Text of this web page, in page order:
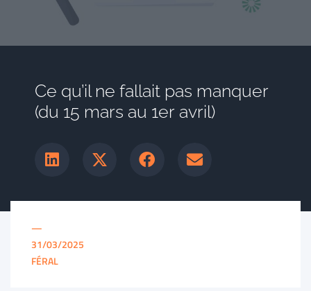
Ce qu’il ne fallait pas manquer
(du 15 mars au 1er avril)
—
31/03/2025
FÉRAL